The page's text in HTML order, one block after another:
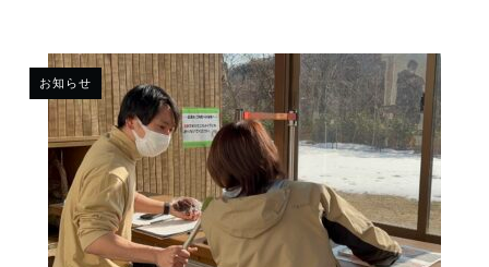
お知らせ